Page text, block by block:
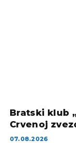
Bratski klub
Crvenoj
07.08.2026